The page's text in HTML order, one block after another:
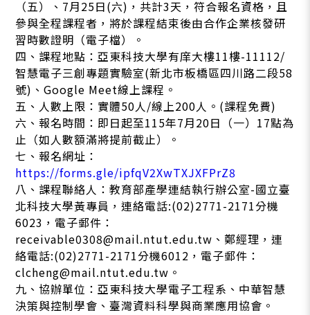
（五）、7月25日(六)，共計3天，符合報名資格，且
參與全程課程者，將於課程結束後由合作企業核發研
習時數證明（電子檔）。
四、課程地點：亞東科技大學有庠大樓11樓-11112/
智慧電子三創專題實驗室(新北市板橋區四川路二段58
號)、Google Meet線上課程。
五、人數上限：實體50人/線上200人。(課程免費)
六、報名時間：即日起至115年7月20日（一）17點為
止（如人數額滿將提前截止）。
七、報名網址：
https://forms.gle/ipfqV2XwTXJXFPrZ8
八、課程聯絡人：教育部產學連結執行辦公室-國立臺
北科技大學黃專員，連絡電話:(02)2771-2171分機
6023，電子郵件：
receivable0308@mail.ntut.edu.tw、鄭經理，連
絡電話:(02)2771-2171分機6012，電子郵件：
clcheng@mail.ntut.edu.tw。
九、協辦單位：亞東科技大學電子工程系、中華智慧
決策與控制學會、臺灣資料科學與商業應用協會。